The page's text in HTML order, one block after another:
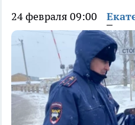
24 февраля 09:00